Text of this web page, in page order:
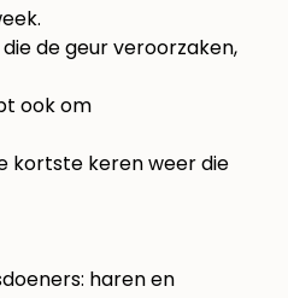
de geur veroorzaken,
ook om
kortste keren weer die
haren en